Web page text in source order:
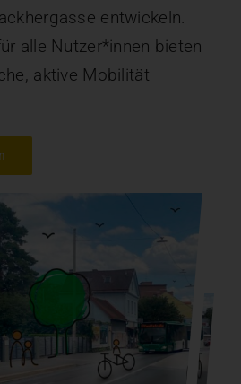
entwickeln.
alle Nutzer*innen bieten
aktive Mobilität